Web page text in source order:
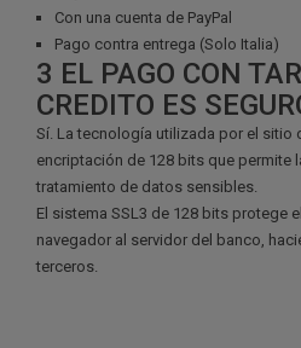
Con una cuenta de PayPal
Pago contra entrega (Solo Italia)
3 EL PAGO CON
CREDITO ES
Sí. La tecnología utilizada por el sitio
encriptación de 128 bits que permite
tratamiento de datos sensibles.
El sistema SSL3 de 128 bits protege
navegador al servidor del banco,
terceros.